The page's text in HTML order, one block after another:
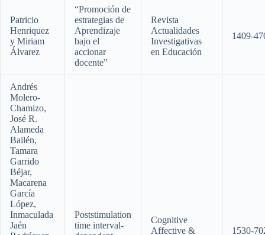
Patricio
Henriquez
y Miriam
Álvarez
“Promoción de
estrategias de
Aprendizaje
bajo el
accionar
docente”
Revista
Actualidades
Investigativas
en Educación
1409-
Andrés
Molero-
Chamizo,
José R.
Alameda
Bailén,
Tamara
Garrido
Béjar,
Macarena
García
López,
Inmaculada
Jaén
Poststimulation
time interval-
Cognitive
Affective &
1530-